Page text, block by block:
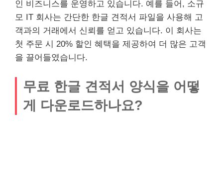
인 비즈니스를 운영하고 있습니다. 예를 들어, 소규
모 IT 회사는 간단한 한글 견적서 파일을 사용해 고
객과의 거래에서 신뢰를 얻고 있습니다. 이 회사는
첫 주문 시 20% 할인 혜택을 제공하여 더 많은 고객
을 끌어들였습니다.
무료 한글 견적서 양식을 어떻
게 다운로드하나요?